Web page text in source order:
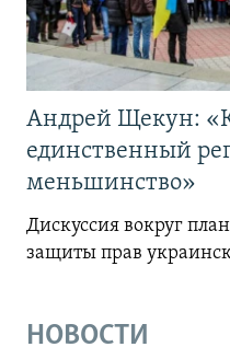
Андрей Щекун:
единственный
меньшинство»
Дискуссия вокруг
защиты прав
НОВОСТИ